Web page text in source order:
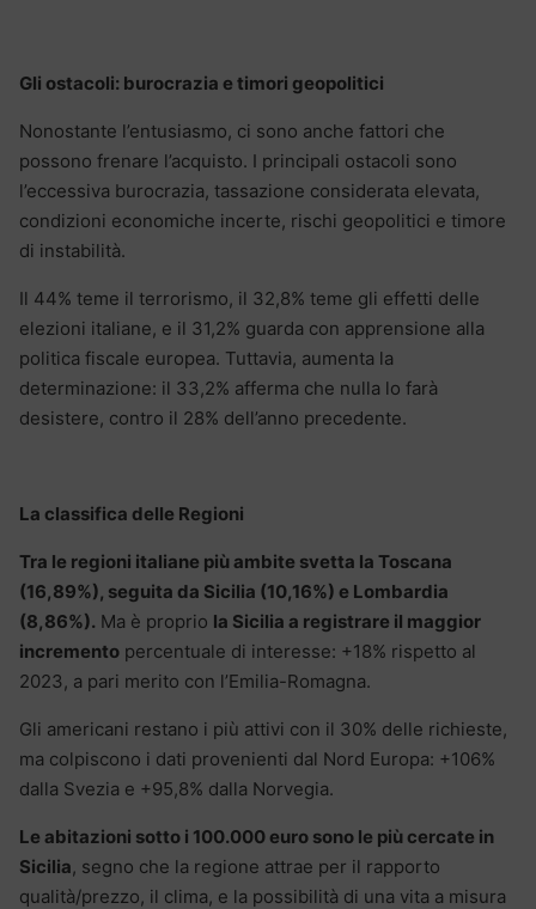
Gli ostacoli: burocrazia e timori geopolitici
Nonostante l’entusiasmo, ci sono anche fattori che
possono frenare l’acquisto. I principali ostacoli sono
l’eccessiva burocrazia, tassazione considerata elevata,
condizioni economiche incerte, rischi geopolitici e timore
di instabilità.
Il 44% teme il terrorismo, il 32,8% teme gli effetti delle
elezioni italiane, e il 31,2% guarda con apprensione alla
politica fiscale europea. Tuttavia, aumenta la
determinazione: il 33,2% afferma che nulla lo farà
desistere, contro il 28% dell’anno precedente.
La classifica delle Regioni
Tra le regioni italiane più ambite svetta la Toscana
(16,89%), seguita da Sicilia (10,16%) e Lombardia
(8,86%). Ma è proprio la Sicilia a registrare il maggior
incremento percentuale di interesse: +18% rispetto al
2023, a pari merito con l’Emilia-Romagna.
Gli americani restano i più attivi con il 30% delle richieste,
ma colpiscono i dati provenienti dal Nord Europa: +106%
dalla Svezia e +95,8% dalla Norvegia.
Le abitazioni sotto i 100.000 euro sono le più cercate in
Sicilia, segno che la regione attrae per il rapporto
qualità/prezzo, il clima, e la possibilità di una vita a misura